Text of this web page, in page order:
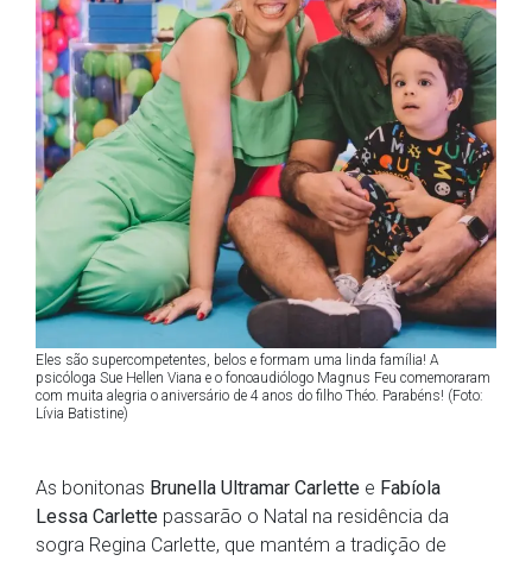
Eles são supercompetentes, belos e formam uma linda família! A
psicóloga Sue Hellen Viana e o fonoaudiólogo Magnus Feu comemoraram
com muita alegria o aniversário de 4 anos do filho Théo. Parabéns! (Foto:
Lívia Batistine)
As bonitonas Brunella Ultramar Carlette e Fabíola
Lessa Carlette passarão o Natal na residência da
sogra Regina Carlette, que mantém a tradição de